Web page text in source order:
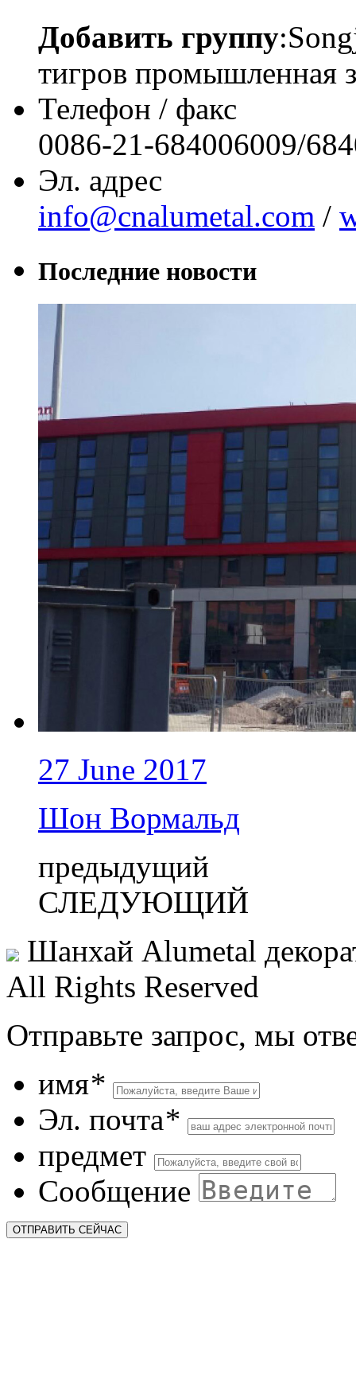
Добавить группу
тигров промышленная
Телефон / факс
0086-21-684006009/
Эл. адрес
info@cnalumetal.com /
Последние новости
27 June 2017
Шон Вормальд
предыдущий
СЛЕДУЮЩИЙ
Шанхай Alumetal
All Rights Reserved
Отправьте запрос, мы
имя*
Эл. почта*
предмет
Сообщение